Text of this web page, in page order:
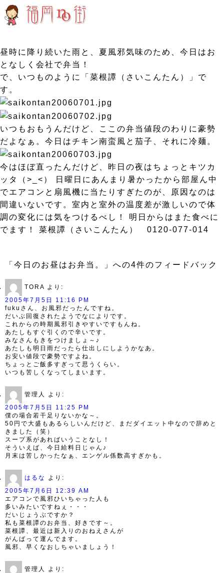
昼時に降り続いた雨と、夏風邪気味のため、今日はお
となしく会社で弁当！
で、いつものように「菜根譚（さいこんたん）」で
す。
いつもおもうんだけど、ここの弁当値段のわりに豪勢
だよなぁ。今日はチキン南蛮風と茄子、それに冷麺。
今はほぼ直ったんだけど、昨日の夜はちょっとキツカ
ッタ（>_<） 日曜日にあんまり暑かったから部屋ん中
でエアコンと扇風機に当たりすぎたのが、原因なのは
間違いないです。室内と室外の温度差が激しいので体
調の変化には気をつけるべし！ 明日からはまた食べに
でます！ 菜根譚（さいこんたん） 0120-077-014
「今日のお昼はお弁当。」への4件のフィードバック
TORA より:
2005年7月5日 11:16 PM
fukuさん、お風邪だったんですね。
だいぶ回復されたようでなによりです。
これからの時期風邪引きやすいですもんね。
あたしもすぐ引くので辛いです。
みなさんもきをつけましょ～♪
あたしも明日雨だったら仕出しにしようかなあ。
お安い値段で豪勢ですよね。
ちょっとご飯多すぎって思うくらい。
いつも苦しくなってしまいます。
管理人
より:
2005年7月5日 11:25 PM
僕の場合若干足りないかな～。
50円で大盛もあるらしいんだけど、まだダイエット中なので辞めと
きました（笑）
スープ系があればいうことなし！
そういえば、今日給料日じゃん♪
月末は苦しかったなぁ、エンゲル係数高すぎかも。
はるな
より:
2005年7月6日 12:39 AM
エアコンで風邪ひいちゃった人も
多いみたいですねぇ・・・
だいじょうぶですか？
私も菜根譚のお弁当、好きです～。
菜根譚、最近は新入りのおねえさんが
がんばって運んでます。
風邪、早くなおしちゃいましょう！
管理人
より: